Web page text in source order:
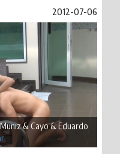
2012-07-06
& Cayo & Eduardo